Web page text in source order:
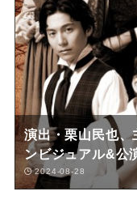
演出・栗山民也、
ンビジュアル&公
2024-08-28